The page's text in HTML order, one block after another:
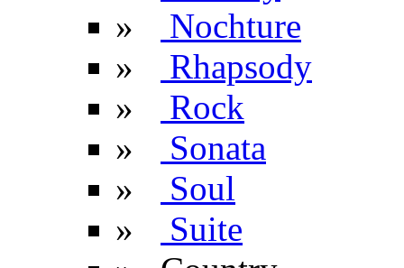
»
Nochture
»
Rhapsody
»
Rock
»
Sonata
»
Soul
»
Suite